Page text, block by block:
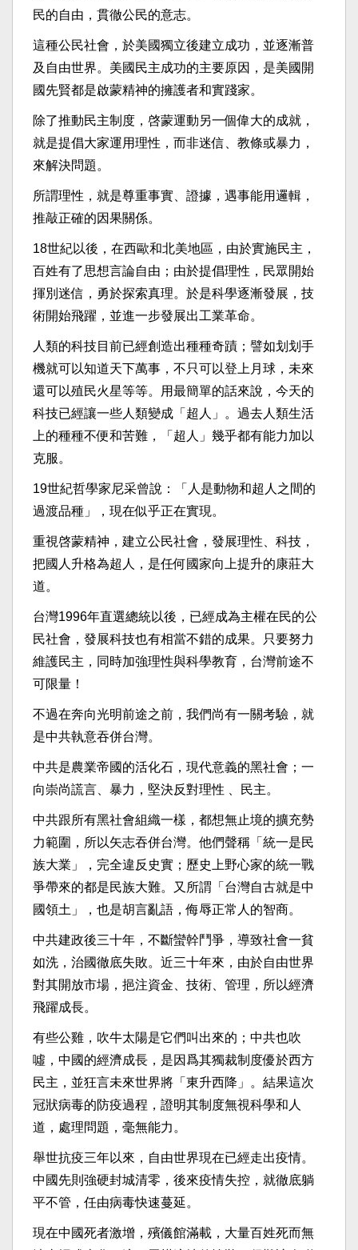
民的自由，貫徹公民的意志。
這種公民社會，於美國獨立後建立成功，並逐漸普
及自由世界。美國民主成功的主要原因，是美國開
國先賢都是啟蒙精神的擁護者和實踐家。
除了推動民主制度，啓蒙運動另一個偉大的成就，
就是提倡大家運用理性，而非迷信、教條或暴力，
來解決問題。
所謂理性，就是尊重事實、證據，遇事能用邏輯，
推敲正確的因果關係。
18世紀以後，在西歐和北美地區，由於實施民主，
百姓有了思想言論自由；由於提倡理性，民眾開始
揮別迷信，勇於探索真理。於是科學逐漸發展，技
術開始飛躍，並進一步發展出工業革命。
人類的科技目前已經創造出種種奇蹟；譬如划划手
機就可以知道天下萬事，不只可以登上月球，未來
還可以殖民火星等等。用最簡單的話來說，今天的
科技已經讓一些人類變成「超人」。過去人類生活
上的種種不便和苦難，「超人」幾乎都有能力加以
克服。
19世紀哲學家尼采曾說：「人是動物和超人之間的
過渡品種」，現在似乎正在實現。
重視啓蒙精神，建立公民社會，發展理性、科技，
把國人升格為超人，是任何國家向上提升的康莊大
道。
台灣1996年直選總統以後，已經成為主權在民的公
民社會，發展科技也有相當不錯的成果。只要努力
維護民主，同時加強理性與科學教育，台灣前途不
可限量！
不過在奔向光明前途之前，我們尚有一關考驗，就
是中共執意吞併台灣。
中共是農業帝國的活化石，現代意義的黑社會；一
向崇尚謊言、暴力，堅決反對理性 、民主。
中共跟所有黑社會組織一樣，都想無止境的擴充勢
力範圍，所以矢志吞併台灣。他們聲稱「統一是民
族大業」，完全違反史實；歷史上野心家的統一戰
爭帶來的都是民族大難。又所謂「台灣自古就是中
國領土」，也是胡言亂語，侮辱正常人的智商。
中共建政後三十年，不斷蠻幹鬥爭，導致社會一貧
如洗，治國徹底失敗。近三十年來，由於自由世界
對其開放市場，挹注資金、技術、管理，所以經濟
飛躍成長。
有些公雞，吹牛太陽是它們叫出來的；中共也吹
噓，中國的經濟成長，是因爲其獨裁制度優於西方
民主，並狂言未來世界將「東升西降」。結果這次
冠狀病毒的防疫過程，證明其制度無視科學和人
道，處理問題，毫無能力。
舉世抗疫三年以來，自由世界現在已經走出疫情。
中國先則強硬封城清零，後來疫情失控，就徹底躺
平不管，任由病毒快速蔓延。
現在中國死者激增，殯儀館滿載，大量百姓死而無